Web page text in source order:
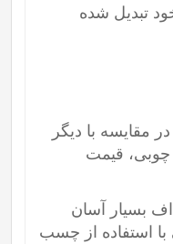
تبدیل شده
مقایسه با دیگر
چوبی، قیمت
بسیار آسان
استفاده از چسب